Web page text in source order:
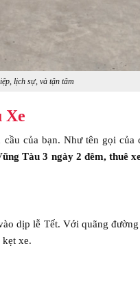
lịch sự, và tận tâm
Xe
của bạn. Như tên gọi
Tàu 3 ngày 2 đêm, thuê
dịp lễ Tết. Với quãng
xe.